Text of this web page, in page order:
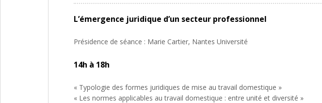
L’émergence juridique d’un secteur professionnel
Présidence de séance : Marie Cartier, Nantes Université
14h à 18h
« Typologie des formes juridiques de mise au travail domestique »
« Les normes applicables au travail domestique : entre unité et diversité »